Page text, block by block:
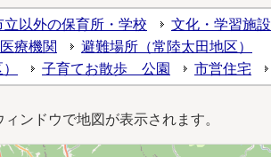
立以外の保育所・学校
文化・学習施設
医療機関
避難場所（常陸太田地区）
子育てお散歩 公園 市営住宅
ンドウで地図が表示されます。